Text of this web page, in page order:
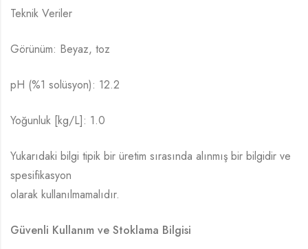
Teknik Veriler
Görünüm: Beyaz, toz
pH (%1 solüsyon): 12.2
Yoğunluk [kg/L]: 1.0
Yukarıdaki bilgi tipik bir üretim sırasında alınmış bir bilgidir ve
spesifikasyon
olarak kullanılmamalıdır.
Güvenli Kullanım ve Stoklama Bilgisi